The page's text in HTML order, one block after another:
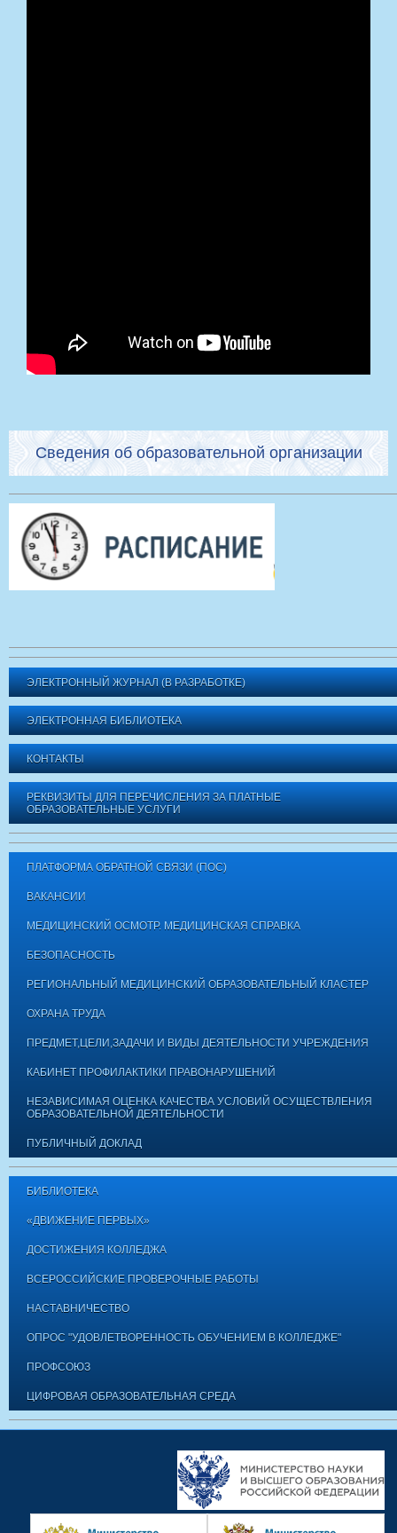
Сведения об образовательной организации
ЭЛЕКТРОННЫЙ ЖУРНАЛ (В РАЗРАБОТКЕ)
ЭЛЕКТРОННАЯ БИБЛИОТЕКА
КОНТАКТЫ
РЕКВИЗИТЫ ДЛЯ ПЕРЕЧИСЛЕНИЯ ЗА ПЛАТНЫЕ
ОБРАЗОВАТЕЛЬНЫЕ УСЛУГИ
ПЛАТФОРМА ОБРАТНОЙ СВЯЗИ (ПОС)
ВАКАНСИИ
МЕДИЦИНСКИЙ ОСМОТР. МЕДИЦИНСКАЯ СПРАВКА
БЕЗОПАСНОСТЬ
РЕГИОНАЛЬНЫЙ МЕДИЦИНСКИЙ ОБРАЗОВАТЕЛЬНЫЙ КЛАСТЕР
ОХРАНА ТРУДА
ПРЕДМЕТ,ЦЕЛИ,ЗАДАЧИ И ВИДЫ ДЕЯТЕЛЬНОСТИ УЧРЕЖДЕНИЯ
КАБИНЕТ ПРОФИЛАКТИКИ ПРАВОНАРУШЕНИЙ
НЕЗАВИСИМАЯ ОЦЕНКА КАЧЕСТВА УСЛОВИЙ ОСУЩЕСТВЛЕНИЯ
ОБРАЗОВАТЕЛЬНОЙ ДЕЯТЕЛЬНОСТИ
ПУБЛИЧНЫЙ ДОКЛАД
БИБЛИОТЕКА
«ДВИЖЕНИЕ ПЕРВЫХ»
ДОСТИЖЕНИЯ КОЛЛЕДЖА
ВСЕРОССИЙСКИЕ ПРОВЕРОЧНЫЕ РАБОТЫ
НАСТАВНИЧЕСТВО
ОПРОС "УДОВЛЕТВОРЕННОСТЬ ОБУЧЕНИЕМ В КОЛЛЕДЖЕ"
ПРОФСОЮЗ
ЦИФРОВАЯ ОБРАЗОВАТЕЛЬНАЯ СРЕДА